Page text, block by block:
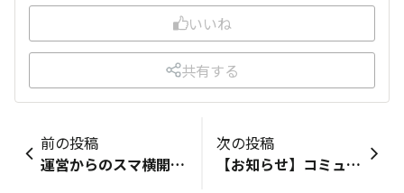
いいね
共有する
前の投稿
運営からのスマ横開設の想い
次の投稿
【お知らせ】コミュニティサイト システムメンテナンスについて